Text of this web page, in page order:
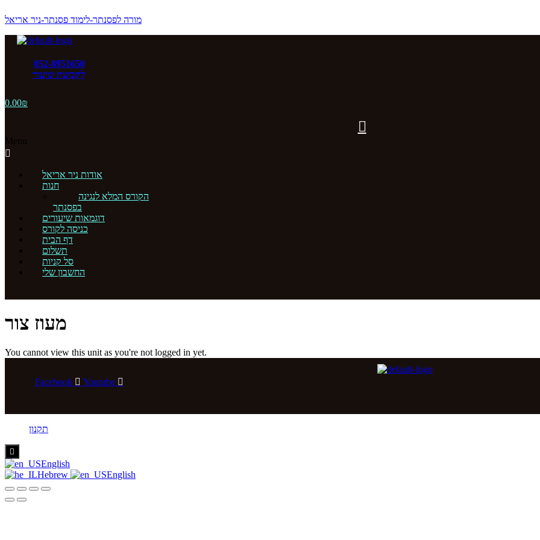
מורה לפסנתר-לימוד פסנתר-ניר אריאל
052-8951650
לקביעת שיעור
0.00₪
אודות ניר אריאל
חנות
הקורס המלא לנגינה
בפסנתר
דוגמאות שיעורים
כניסה לקורס
דף הבית
תשלום
סל קניות
החשבון שלי
מעוז צור
You cannot view this unit as you're not logged in yet.
Facebook Youtube
תקנון
Hamburger
Toggle
Menu
English
Hebrew
English